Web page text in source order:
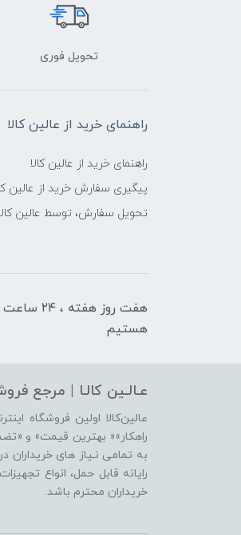
تحویل فوری
راهنمای خرید از عالین کالا
راهنمای خرید از عالین کالا
پیگیری سفارش خرید از عالین
تحویل سفارش، توسط عالین
هفت روز
هستیم
عـالـین کالـا | مرجع
عالین‌کالا اولین فروشگاه
راهکار»« بهترین قیمت» و
به تمامی نـیاز های خریداران
رایانه قابل حمل، انواع
خریداران محترم باشد.